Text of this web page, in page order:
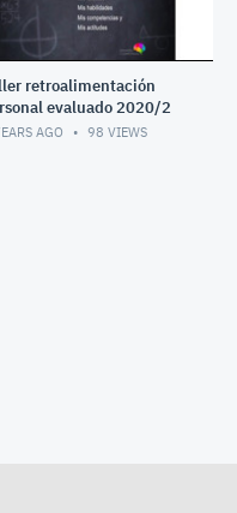
retroalimentación
evaluado 2020/2
AGO 98 VIEWS